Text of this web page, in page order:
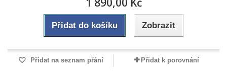
Přidat do košíku Zobrazit
Přidat na seznam přání Přidat k porovnání